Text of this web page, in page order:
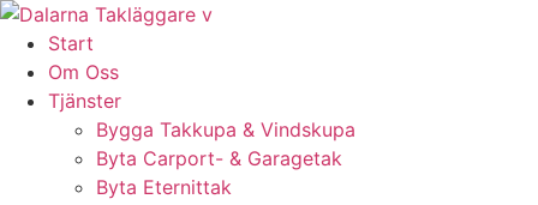
Skip
content
Start
Om Oss
Tjänster
Bygga Takkupa & Vindskupa
Byta Carport- & Garagetak
Byta Eternittak